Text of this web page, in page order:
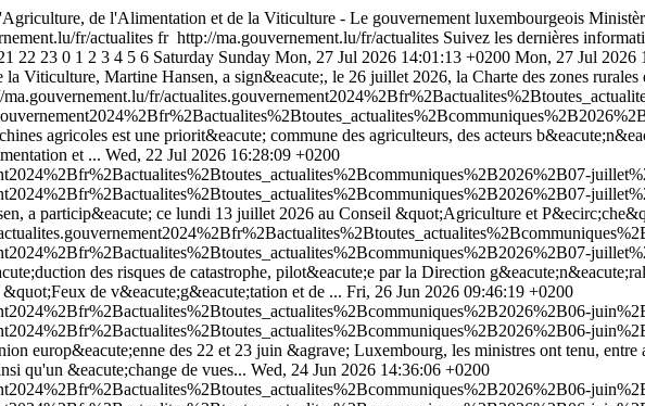
de l'Alimentation et de la Viticulture - Le gouvernement luxembourgeois
fr/actualites fr http://ma.gouvernement.lu/fr/actualites Suivez les dernières
22 23 0 1 2 3 4 5 6 Saturday Sunday Mon, 27 Jul 2026 14:01:13 +0200 Mon, 27 Jul 2026
Viticulture, Martine Hansen, a sign&eacute;, le 26 juillet 2026, la Charte des zones
ma.gouvernement.lu/fr/
agricoles est une priorit&eacute; commune des agriculteurs, des acteurs
et ... Wed, 22 Jul 2026 16:28:09 +0200
a particip&eacute; ce lundi 13 juillet 2026 au Conseil &quot;Agriculture et
des risques de catastrophe, pilot&eacute;e par la Direction
de v&eacute;g&eacute;tation et de ... Fri, 26 Jun 2026 09:46:19 +0200
europ&eacute;enne des 22 et 23 juin &agrave; Luxembourg, les ministres ont tenu,
qu'un &eacute;change de vues... Wed, 24 Jun 2026 14:36:06 +0200